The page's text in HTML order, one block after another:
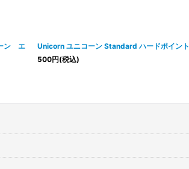
ン エ
Unicorn ユニコーン Standard ハードポイント
500円(税込)